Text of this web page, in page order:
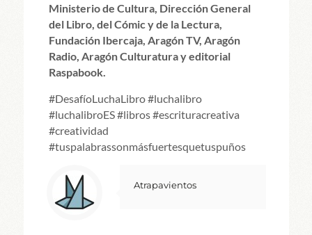
Ministerio de Cultura, Dirección General
del Libro, del Cómic y de la Lectura,
Fundación Ibercaja, Aragón TV, Aragón
Radio, Aragón Culturatura y editorial
Raspabook.
#DesafíoLuchaLibro #luchalibro
#luchalibroES #libros #escrituracreativa
#creatividad
#tuspalabrassonmásfuertesquetuspuños
Atrapavientos